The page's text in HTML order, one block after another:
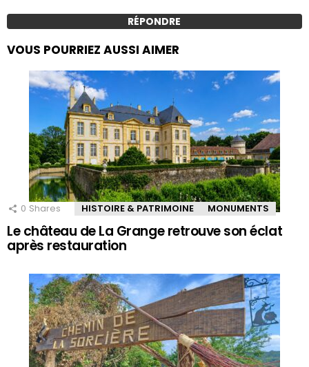
RÉPONDRE
VOUS POURRIEZ AUSSI AIMER
0 Shares HISTOIRE & PATRIMOINE MONUMENTS
Le château de La Grange retrouve son éclat
après restauration